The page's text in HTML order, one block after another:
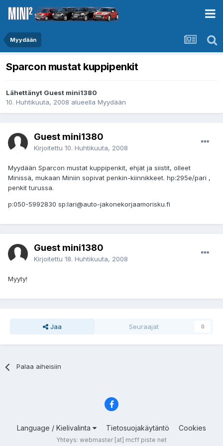
Myydään
Sparcon mustat kuppipenkit
Lähettänyt Guest mini1380
10. Huhtikuuta, 2008 alueella Myydään
Guest mini1380
Kirjoitettu 10. Huhtikuuta, 2008
Myydään Sparcon mustat kuppipenkit, ehjät ja siistit, olleet
Minissä, mukaan Miniin sopivat penkin-kiinnikkeet. hp:295e/pari ,
penkit turussa.
p:050-5992830 sp:lari@auto-jakonekorjaamorisku.fi
Guest mini1380
Kirjoitettu 18. Huhtikuuta, 2008
Myyty!
Jaa Seuraajat 0
Palaa aiheisiin
Language / Kielivalinta Tietosuojakäytäntö Cookies
Yhteys: webmaster [at] mcff piste net